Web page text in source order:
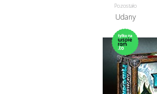
Pozostało
Udany